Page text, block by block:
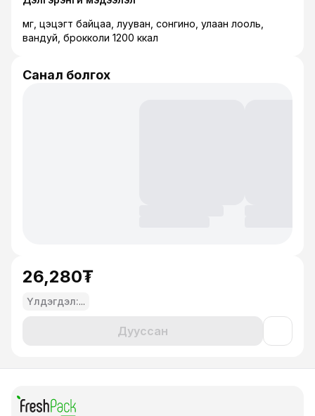
мөөг, цэцэгт байцаа, лууван, сонгино, улаан лооль,
вандуй, брокколи 1200 ккал
Санал болгох
26,280₮
Үлдэгдэл:...
Дууссан